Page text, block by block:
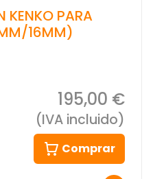
KENKO PARA
16MM)
195,00 €
(IVA incluido)
Comprar